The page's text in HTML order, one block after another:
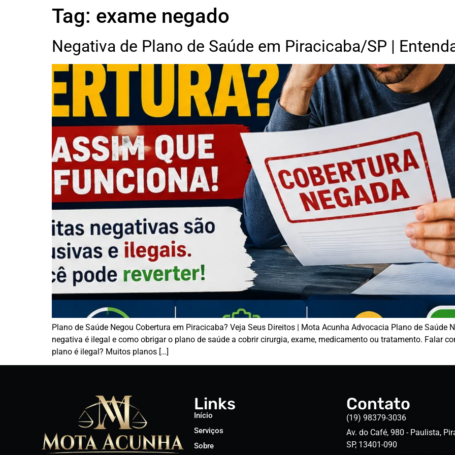
Tag: exame negado
Negativa de Plano de Saúde em Piracicaba/SP |
Plano de Saúde Negou Cobertura em Piracicaba? Veja Seus Direitos | Mota Acunha Advocacia Plano de Saúde
negativa é ilegal e como obrigar o plano de saúde a cobrir cirurgia, exame, medicamento ou tratamento. Falar
plano é ilegal? Muitos planos […]
Links
Início
Serviços
Sobre
Contato
(19) 98379-3036
Av. do Café, 980 - Paulista,
SP, 13401-090